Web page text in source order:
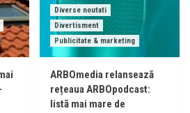
Diverse noutati
Divertisment
Publicitate & marketing
ARBOmedia relansează
rețeaua ARBOpodcast:
listă mai mare de